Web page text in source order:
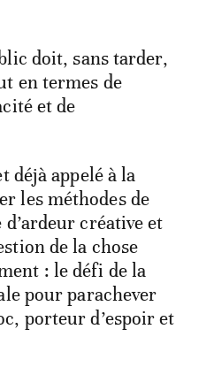
doit, sans tarder,
en termes de
et de
déjà appelé à la
les méthodes de
créative et
de la chose
: le défi de la
pour parachever
porteur d’espoir et